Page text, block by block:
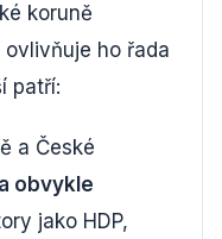
koruně
ovlivňuje ho řada
patří:
a České
obvykle
jako HDP,